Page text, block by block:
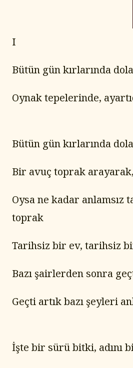
I
Bütün gün kırlarında
Oynak tepelerinde,
Bütün gün kırlarında
Bir avuç toprak
Oysa ne kadar anlamsız
toprak
Tarihsiz bir ev, tarihsiz
Bazı şairlerden sonra
Geçti artık bazı şeyleri
İşte bir sürü bitki, adını